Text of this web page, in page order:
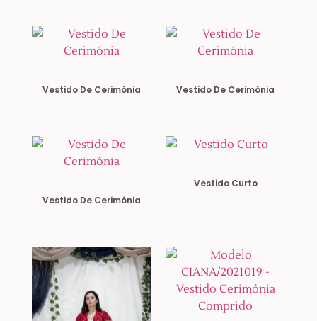
Vestido De Cerimónia Vestido De Cerimónia
Vestido De Cerimónia
Vestido Curto